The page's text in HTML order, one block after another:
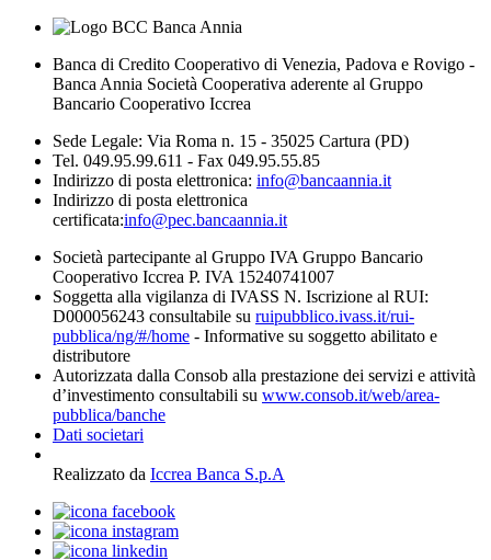
Banca di Credito Cooperativo di Venezia, Padova e Rovigo -
Banca Annia Società Cooperativa aderente al Gruppo
Bancario Cooperativo Iccrea
Sede Legale: Via Roma n. 15 - 35025 Cartura (PD)
Tel. 049.95.99.611 - Fax 049.95.55.85
Indirizzo di posta elettronica: info@bancaannia.it
Indirizzo di posta elettronica
certificata:info@pec.bancaannia.it
Società partecipante al Gruppo IVA Gruppo Bancario
Cooperativo Iccrea P. IVA 15240741007
Soggetta alla vigilanza di IVASS N. Iscrizione al RUI:
D000056243 consultabile su ruipubblico.ivass.it/rui-
pubblica/ng/#/home - Informative su soggetto abilitato e
distributore
Autorizzata dalla Consob alla prestazione dei servizi e attività
d’investimento consultabili su www.consob.it/web/area-
pubblica/banche
Dati societari
Realizzato da Iccrea Banca S.p.A